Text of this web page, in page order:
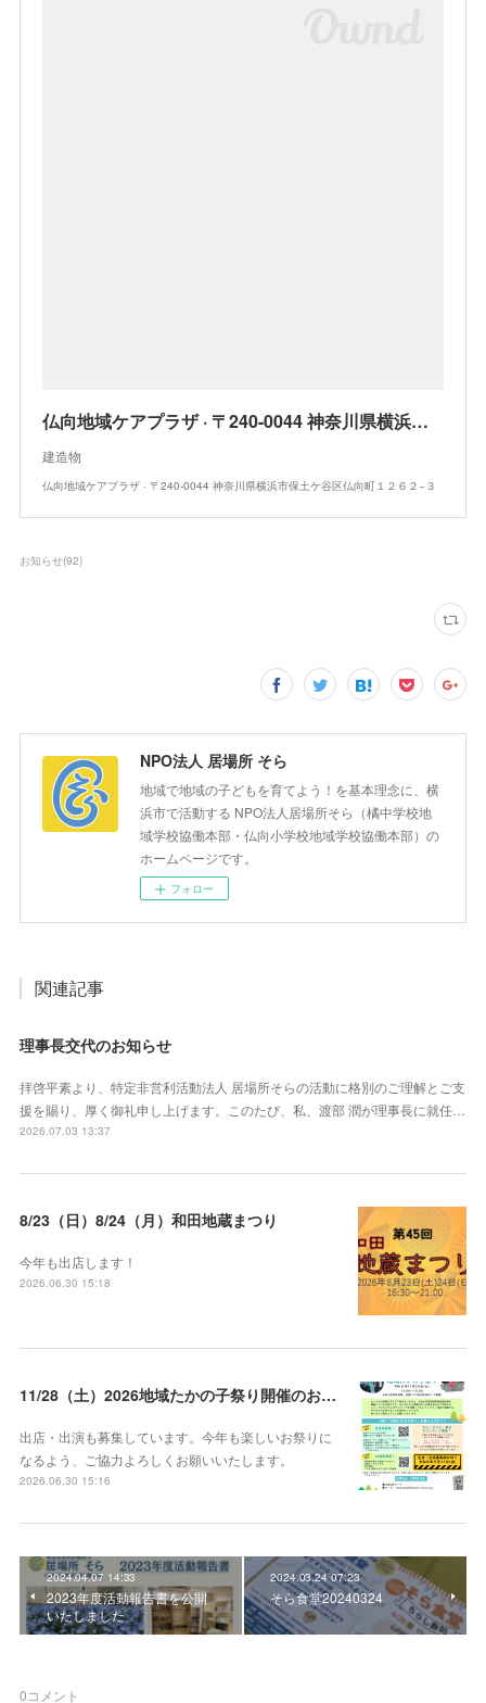
仏向地域ケアプラザ · 〒240-0044 神奈川県横浜市保土ケ谷区仏向町１２６２−３
建造物
仏向地域ケアプラザ · 〒240-0044 神奈川県横浜市保土ケ谷区仏向町１２６２−３
お知らせ(92)
NPO法人 居場所 そら
地域で地域の子どもを育てよう！を基本理念に、横
浜市で活動する NPO法人居場所そら（橘中学校地
域学校協働本部・仏向小学校地域学校協働本部）の
ホームページです。
フォロー
関連記事
理事長交代のお知らせ
拝啓平素より、特定非営利活動法人 居場所そらの活動に格別のご理解とご支
援を賜り、厚く御礼申し上げます。このたび、私、渡部 潤が理事長に就任…
2026.07.03 13:37
8/23（日）8/24（月）和田地蔵まつり
今年も出店します！
2026.06.30 15:18
11/28（土）2026地域たかの子祭り開催のお知らせ
出店・出演も募集しています。今年も楽しいお祭りに
なるよう、ご協力よろしくお願いいたします。
2026.06.30 15:16
2024.04.07 14:33
2023年度活動報告書を公開
いたしました
2024.03.24 07:23
そら食堂20240324
0コメント